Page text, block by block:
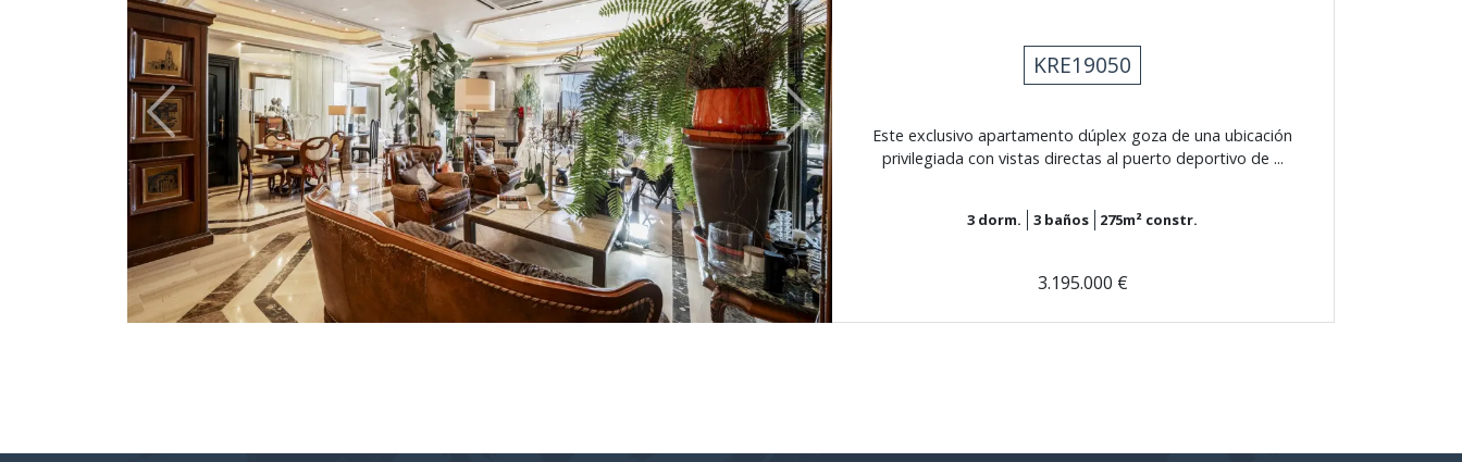
Previous Next
KRE19050
Este exclusivo apartamento dúplex goza de una ubicación
privilegiada con vistas directas al puerto deportivo de ...
3 dorm. 3 baños 275m² constr.
3.195.000 €